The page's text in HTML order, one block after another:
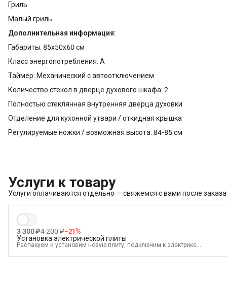
Гриль
Малый гриль
Дополнительная информация:
Габариты: 85x50x60 см
Класс энергопотребления: А
Таймер: Механический с автоотключением
Количество стекол в дверце духового шкафа: 2
Полностью стеклянная внутренняя дверца духовки
Отделение для кухонной утвари / откидная крышка
Регулируемые ножки / возможная высота: 84-85 см
Услуги к товару
Услуги оплачиваются отдельно — свяжемся с вами после
3 300 ₽4 200 ₽−21%
Установка электрической плиты
Распакуем и установим новую плиту, подключим к электрике.
Распаковка и визуальный осмотр